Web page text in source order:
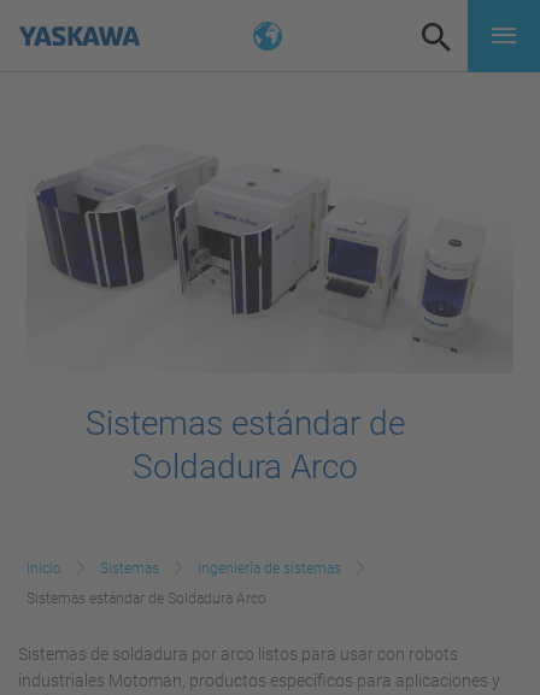
Sistemas estándar de
Soldadura Arco
Inicio Sistemas
Ingeniería de sistemas
Sistemas estándar de Soldadura Arco
Sistemas de soldadura por arco listos para usar con robots
industriales Motoman, productos específicos para aplicaciones y